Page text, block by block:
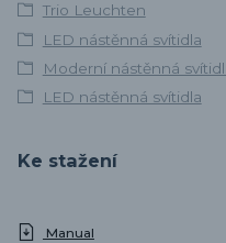
Trio Leuchten
LED nástěnná svítidla
Moderní nástěnná
LED nástěnná svítidla
Ke stažení
Manual